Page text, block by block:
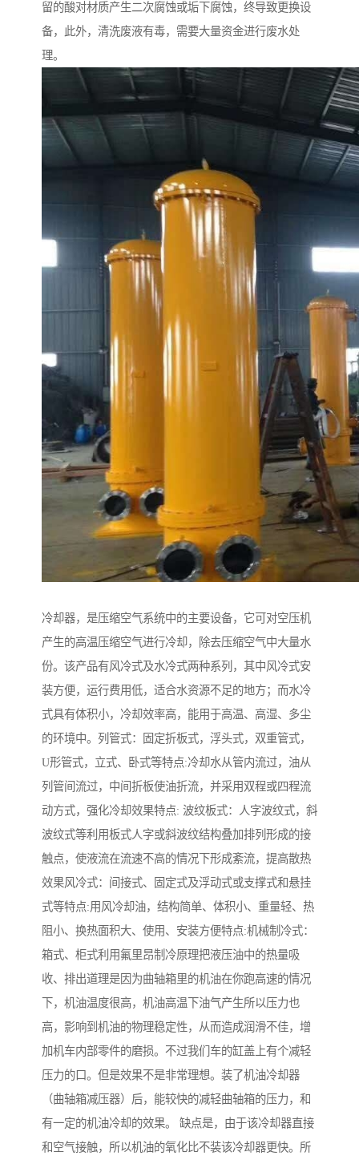
留的酸对材质产生二次腐蚀或垢下腐蚀，终导致更换设
备，此外，清洗废液有毒，需要大量资金进行废水处
理。
冷却器，是压缩空气系统中的主要设备，它可对空压机
产生的高温压缩空气进行冷却，除去压缩空气中大量水
份。该产品有风冷式及水冷式两种系列，其中风冷式安
装方便，运行费用低，适合水资源不足的地方；而水冷
式具有体积小，冷却效率高，能用于高温、高湿、多尘
的环境中。列管式：固定折板式，浮头式，双重管式，
U形管式，立式、卧式等特点:冷却水从管内流过，油从
列管间流过，中间折板使油折流，并采用双程或四程流
动方式，强化冷却效果特点: 波纹板式：人字波纹式，斜
波纹式等利用板式人字或斜波纹结构叠加排列形成的接
触点，使液流在流速不高的情况下形成紊流，提高散热
效果风冷式：间接式、固定式及浮动式或支撑式和悬挂
式等特点:用风冷却油，结构简单、体积小、重量轻、热
阻小、换热面积大、使用、安装方便特点:机械制冷式：
箱式、柜式利用氟里昂制冷原理把液压油中的热量吸
收、排出道理是因为曲轴箱里的机油在你跑高速的情况
下，机油温度很高，机油高温下油气产生所以压力也
高，影响到机油的物理稳定性，从而造成润滑不佳，增
加机车内部零件的磨损。不过我们车的缸盖上有个减轻
压力的口。但是效果不是非常理想。装了机油冷却器
（曲轴箱减压器）后，能较快的减轻曲轴箱的压力，和
有一定的机油冷却的效果。 缺点是，由于该冷却器直接
和空气接触，所以机油的氧化比不装该冷却器更快。所